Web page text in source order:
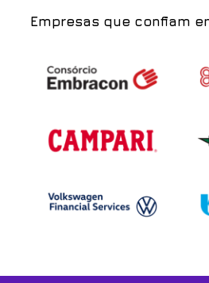
Empresas que confiam